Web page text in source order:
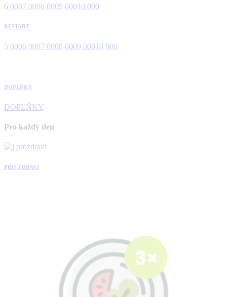
6 0007 0008 0009 00010 000
RESTART
5 0006 0007 0008 0009 00010 000
DOPLŇKY
DOPLŇKY
Pro každý den
PRO ZDRAVÍ